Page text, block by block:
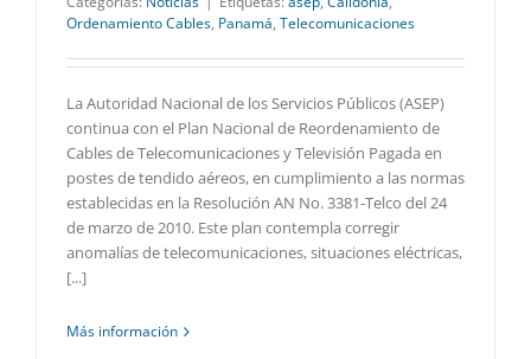
Ordenamiento Cables, Panamá, Telecomunicaciones
La Autoridad Nacional de los Servicios Públicos (ASEP)
continua con el Plan Nacional de Reordenamiento de
Cables de Telecomunicaciones y Televisión Pagada en
postes de tendido aéreos, en cumplimiento a las normas
establecidas en la Resolución AN No. 3381-Telco del 24
de marzo de 2010. Este plan contempla corregir
anomalías de telecomunicaciones, situaciones eléctricas,
[...]
Más información